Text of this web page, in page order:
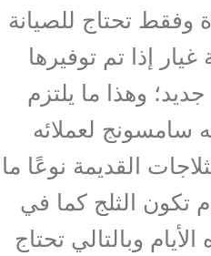
وفقط تحتاج للصيانة
إذا تم توفيرها
وهذا ما يلتزم
سامسونج لعملائه
القديمة نوعًا ما
تكون الثلج كما في
وبالتالي تحتاج